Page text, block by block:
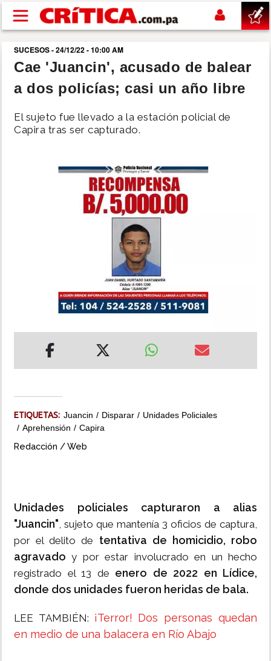
Pasar al contenido principal
buscar
SUCESOS
NACIONAL
SUCESOS - 24/12/22 - 10:00 AM
Cae 'Juancin', acusado de balear
a dos policías; casi un año libre
El sujeto fue llevado a la estación policial de
Capira tras ser capturado.
ETIQUETAS: Juancin Disparar
Unidades Policiales
Aprehensión
Capira
Redacción / Web
Unidades policiales capturaron a alias
"Juancin", sujeto que mantenía 3 oficios de captura,
por el delito de tentativa de homicidio, robo
agravado y por estar involucrado en un hecho
registrado el 13 de enero de 2022 en Lídice,
donde dos unidades fueron heridas de bala.
LEE TAMBIÉN: ¡Terror! Dos personas quedan
en medio de una balacera en Río Abajo